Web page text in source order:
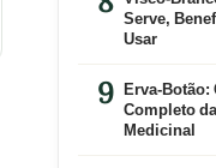
Serve,
Usar
Erva-Botão:
Completo
Medicinal